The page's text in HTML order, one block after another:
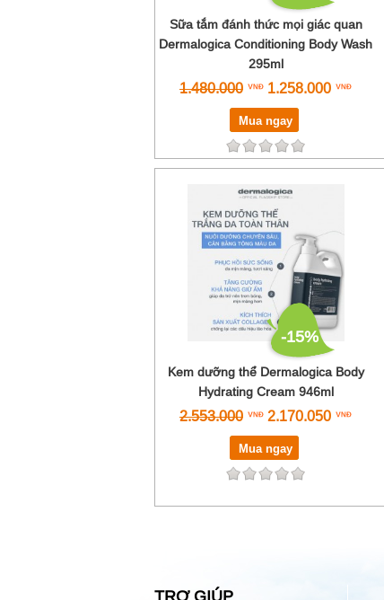
Sữa tắm đánh thức mọi giác quan
Dermalogica Conditioning Body Wash
295ml
1.480.000 1.258.000
Mua ngay
-15%
Kem dưỡng thể Dermalogica Body
Hydrating Cream 946ml
2.553.000 2.170.050
Mua ngay
TRỢ GIÚP